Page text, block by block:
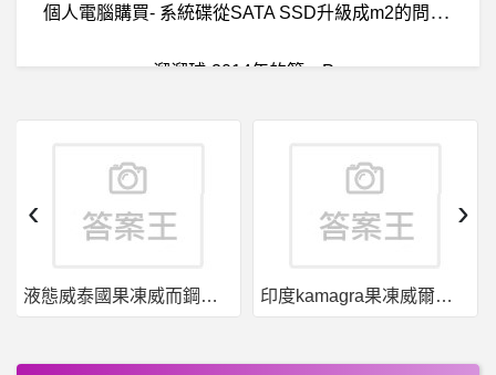
個
人電腦購買- 系統碟從SATA SSD升級成m2的問題？ 系統碟從SATA SSD升級成m2的問題？
溜溜球-2014年的第一Po
房
屋交易- 現在賞屋需要預約嗎? 現在賞屋需要預約嗎?
希洽- 西索打的贏飛坦嗎？ 西索打的贏飛坦嗎？
希洽- 有被AI NTR的劇情嗎 有被AI NTR的劇情嗎
日
本旅遊- JR 北陸拱型鐵路pass轉乘 JR 北陸拱型鐵路pass轉乘
離婚- 有推薦的錄音設備嗎?
液態威泰國果凍威而鋼哪裡買 印度kamagra果凍威爾剛用於治療男性勃起功能障礙
‹ ›